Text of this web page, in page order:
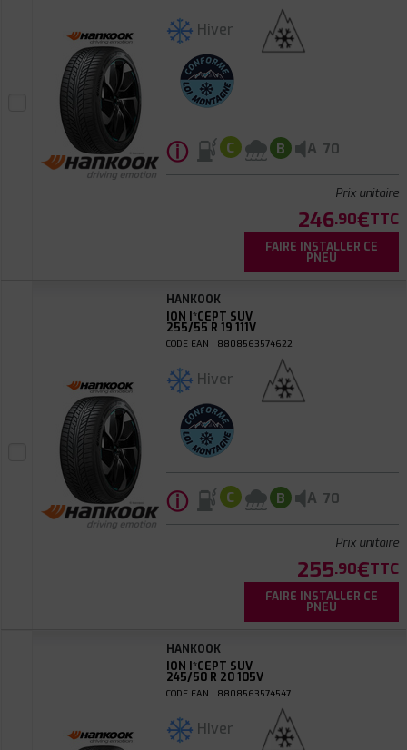
Hiver
ⓘ C B A 70
Prix unitaire
246.90€TTC
FAIRE INSTALLER CE
PNEU
HANKOOK
ION I*CEPT SUV
255/55 R 19 111V
CODE EAN : 8808563574622
Hiver
ⓘ C B A 70
Prix unitaire
255.90€TTC
FAIRE INSTALLER CE
PNEU
HANKOOK
ION I*CEPT SUV
245/50 R 20 105V
CODE EAN : 8808563574547
Hiver